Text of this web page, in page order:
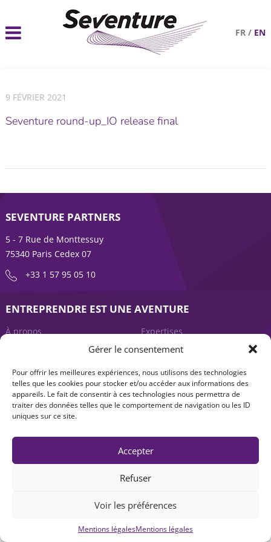
Gérer le consentement
Pour offrir les meilleures expériences, nous utilisons des technologies
telles que les cookies pour stocker et/ou accéder aux informations des
appareils. Le fait de consentir à ces technologies nous permettra de
traiter des données telles que le comportement de navigation ou les ID
uniques sur ce site.
Accepter
Refuser
Voir les préférences
Mentions légalesMentions légales
FR / EN
9 FÉVRIER 2021
Seventure round-up_IO release final
SEVENTURE PARTNERS
5 - 7 Rue de Monttessuy
75340 Paris Cedex 07
+33 1 57 95 05 10
ENTREPRENDRE EST UNE AVENTURE
À propos
Expertises
Actualités
Contact